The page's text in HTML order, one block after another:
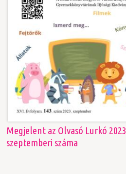
Megjelent az Olvasó Lurkó 2023.
szeptemberi száma